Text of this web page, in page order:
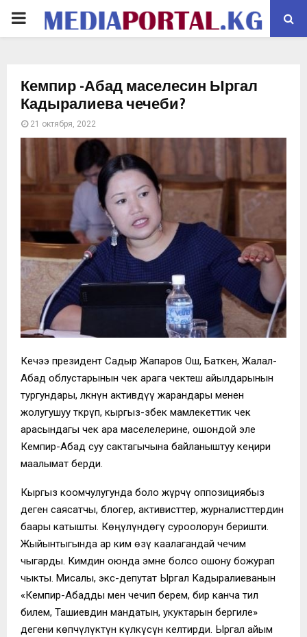
PRIMARY
Кемпир -Абад маселесин Ыргал
Кадыралиева чечеби?
21 октября, 2022
Кечээ президент Садыр Жапаров Ош, Баткен, Жалал-
Абад облустарынын чек арага чектеш айылдарынын
тургундары, өлкөнүн активдүү жарандары менен
жолугушуу өткөрүп, кыргыз-өзбек мамлекеттик чек
арасындагы чек ара маселелерине, ошондой эле
Кемпир-Абад суу сактагычына байланыштуу кеңири
маалымат берди.
Кыргыз коомчулугунда боло жүрчү оппозициябыз
деген саясатчы, блогер, активисттер, журналисттердин
баары катышты. Кѳңүлүндѳгү суроолорун беришти.
Жыйынтыгында ар ким ѳзү каалагандай чечим
чыгарды. Кимдин оюнда эмне болсо ошону божурап
чыкты. Мисалы, экс-депутат Ыргал Кадыралиеванын
«Кемпир-Абадды мен чечип берем, бир канча тил
билем, Ташиевдин мандатын, укуктарын бергиле»
дегени кѳпчүлүктүн күлкүсүн келтирди. Ыргал айым